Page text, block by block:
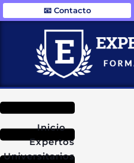
📧 Contacto
Inicio
Expertos
Universitarios